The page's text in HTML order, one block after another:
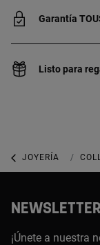
Garantía
Listo para
JOYERÍA
NEWSLETTER
¡Únete a nuestra